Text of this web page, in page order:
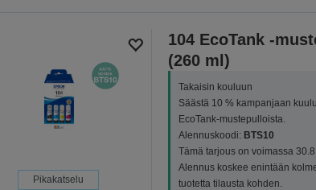
Pikakatselu
104 EcoTank -
(260 ml)
Takaisin kouluun
Säästä 10 % kampanjaan
EcoTank-mustepulloista.
Alennuskoodi: BTS10
Tämä tarjous on voimassa
Alennus koskee enintään
tuotetta tilausta kohden.